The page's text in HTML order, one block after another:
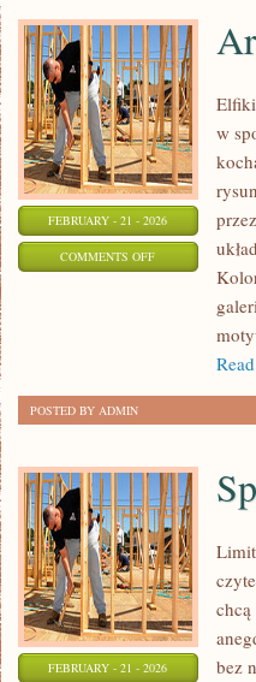
FEBRUARY - 21 - 2026
COMMENTS OFFON
ARTYSTYCZNE
WYZWANIA
w
POSTED BY ADMIN
FEBRUARY - 21 - 2026
bez